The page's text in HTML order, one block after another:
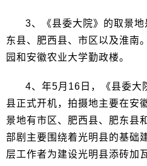
3、《县委大院》的取景
东县、肥西县、市区以及淮南
园和安徽农业大学勤政楼。
4、年5月16日，《县委大
县正式开机，拍摄地主要在安
景地有市区、肥西县、肥东县
部剧主要围绕着光明县的基础
层工作者为建设光明县添砖加